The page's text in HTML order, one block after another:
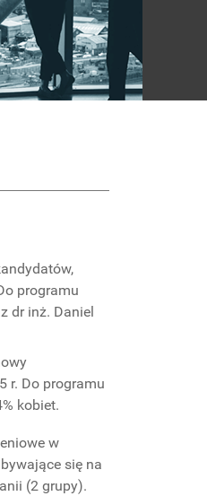
programu
dr inż. Daniel
r. Do programu
kobiet.
w
się na
(2 grupy).